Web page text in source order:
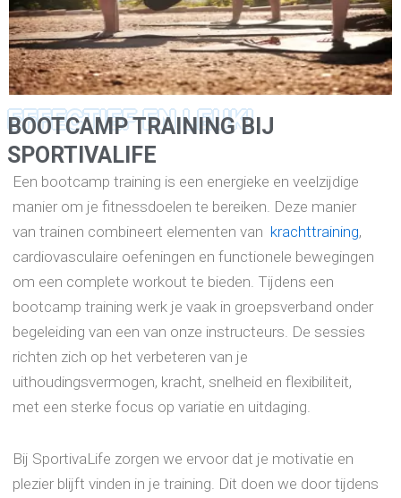
BOOTCAMP TRAINING BIJ
SPORTIVALIFE
EFFECTIEF EN LEUK!
Een bootcamp training is een energieke en veelzijdige
manier om je fitnessdoelen te bereiken. Deze manier
van trainen combineert elementen van krachttraining,
cardiovasculaire oefeningen en functionele bewegingen
om een complete workout te bieden. Tijdens een
bootcamp training werk je vaak in groepsverband onder
begeleiding van een van onze instructeurs. De sessies
richten zich op het verbeteren van je
uithoudingsvermogen, kracht, snelheid en flexibiliteit,
met een sterke focus op variatie en uitdaging.
Bij SportivaLife zorgen we ervoor dat je motivatie en
plezier blijft vinden in je training. Dit doen we door tijdens